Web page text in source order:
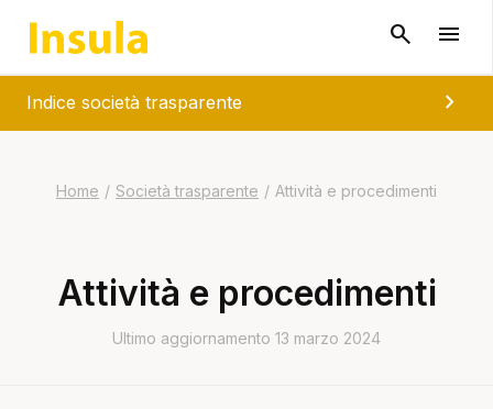
Indice società trasparente chevron_right
Home / Società trasparente / Attività e procedimenti
Attività e procedimenti
Ultimo aggiornamento 13 marzo 2024